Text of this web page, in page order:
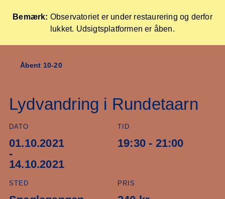
Bemærk: Observatoriet er under restaurering og derfor
lukket. Udsigtsplatformen er åben.
Skip
content
Åbent 10-20
Lydvandring i Rundetaarn
DATO
01.10.2021
-
14.10.2021
TID
19:30 - 21:00
STED PRIS